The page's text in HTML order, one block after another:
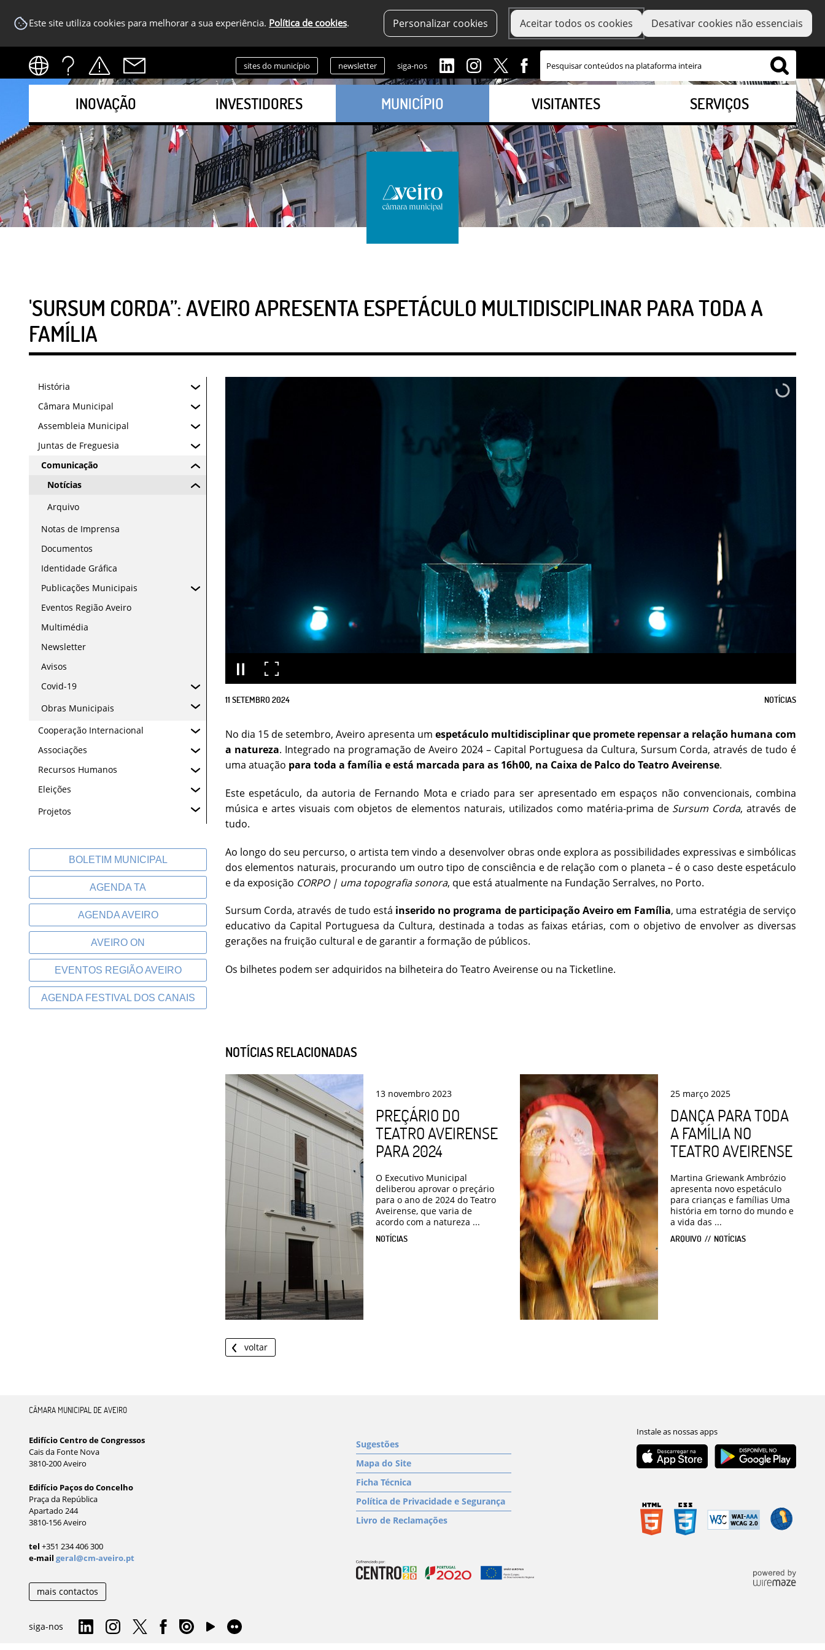
Este site utiliza cookies para melhorar a sua experiência. Política de cookies. Personalizar cookies Aceitar todos os cookies Desativar cookies não essenciais
sites do município newsletter siga-nos
INOVAÇÃO INVESTIDORES MUNICÍPIO VISITANTES SERVIÇOS
'SURSUM CORDA”: AVEIRO APRESENTA ESPETÁCULO MULTIDISCIPLINAR PARA TODA A
FAMÍLIA
História
Câmara Municipal
Assembleia Municipal
Juntas de Freguesia
Comunicação
Notícias
Arquivo
Notas de Imprensa
Documentos
Identidade Gráfica
Publicações Municipais
Eventos Região Aveiro
Multimédia
Newsletter
Avisos
Covid-19
Obras Municipais
Cooperação Internacional
Associações
Recursos Humanos
Eleições
Projetos
BOLETIM MUNICIPAL
AGENDA TA
AGENDA AVEIRO
AVEIRO ON
EVENTOS REGIÃO AVEIRO
AGENDA FESTIVAL DOS CANAIS
11 SETEMBRO2024 NOTÍCIAS
No dia 15 de setembro, Aveiro apresenta um espetáculo multidisciplinar que promete repensar a relação humana com
a natureza. Integrado na programação de Aveiro 2024 – Capital Portuguesa da Cultura, Sursum Corda, através de tudo é
uma atuação para toda a família e está marcada para as 16h00, na Caixa de Palco do Teatro Aveirense.
Este espetáculo, da autoria de Fernando Mota e criado para ser apresentado em espaços não convencionais, combina
música e artes visuais com objetos de elementos naturais, utilizados como matéria-prima de Sursum Corda, através de
tudo.
Ao longo do seu percurso, o artista tem vindo a desenvolver obras onde explora as possibilidades expressivas e simbólicas
dos elementos naturais, procurando um outro tipo de consciência e de relação com o planeta – é o caso deste espetáculo
e da exposição CORPO | uma topografia sonora, que está atualmente na Fundação Serralves, no Porto.
Sursum Corda, através de tudo está inserido no programa de participação Aveiro em Família, uma estratégia de serviço
educativo da Capital Portuguesa da Cultura, destinada a todas as faixas etárias, com o objetivo de envolver as diversas
gerações na fruição cultural e de garantir a formação de públicos.
Os bilhetes podem ser adquiridos na bilheteira do Teatro Aveirense ou na Ticketline.
NOTÍCIAS RELACIONADAS
13 novembro 2023
PREÇÁRIO DO
TEATRO AVEIRENSE
PARA 2024
O Executivo Municipal
deliberou aprovar o preçário
para o ano de 2024 do Teatro
Aveirense, que varia de
acordo com a natureza ...
NOTÍCIAS
25 março 2025
DANÇA PARA TODA
A FAMÍLIA NO
TEATRO AVEIRENSE
Martina Griewank Ambrózio
apresenta novo espetáculo
para crianças e famílias Uma
história em torno do mundo e
a vida das ...
ARQUIVO NOTÍCIAS
voltar
CÂMARA MUNICIPAL DE AVEIRO
Edifício Centro de Congressos
Cais da Fonte Nova
3810-200 Aveiro
Edifício Paços do Concelho
Praça da República
Apartado 244
3810-156 Aveiro
tel +351 234 406 300
e-mail geral@cm-aveiro.pt
mais contactos
siga-nos
Sugestões
Mapa do Site
Ficha Técnica
Política de Privacidade e Segurança
Livro de Reclamações